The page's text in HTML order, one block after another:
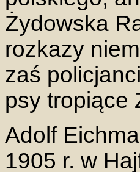
Żydowska
rozkazy
zaś
psy tropiące
Adolf
1905 r. w